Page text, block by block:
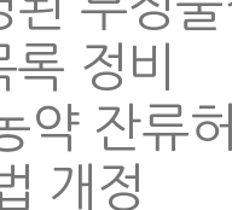
정비
약 잔류
개정